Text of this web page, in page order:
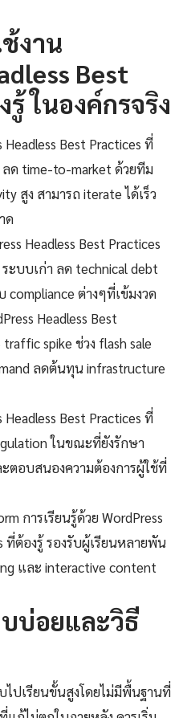
งาน
Best
ในองค์กรจริง
Headless Best Practices ที่
ด time-to-market ด้วยทีม
สูง สามารถ iterate ได้เร็ว
ด
Headless Best Practices
ะบบเก่า ลด technical debt
compliance ต่างๆที่เข้มงวด
Headless Best
spike ช่วง flash sale
ลดต้นทุน infrastructure
Headless Best Practices ที่
ในขณะที่ยังรักษา
ตอบสนองความต้องการผู้ใช้ที่
การเรียนรู้ด้วย WordPress
ที่ต้องรู้ รองรับผู้เรียนหลายพัน
และ interactive content
บ่อยและวิธี
ไปเรียนขั้นสูงโดยไม่มีพื้นฐานที่